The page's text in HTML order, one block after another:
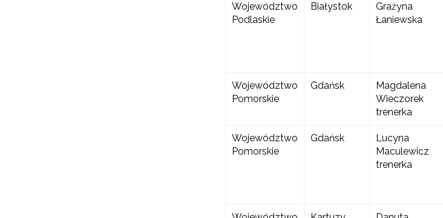
Województwo
Podlaskie
Białystok
Grażyna
Łaniewska
Województwo
Pomorskie
Gdańsk
Magdalena
Wieczorek
trenerka
Województwo
Pomorskie
Gdańsk
Lucyna
Maculewicz
trenerka